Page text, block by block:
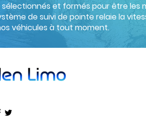
et formés pour être les
de suivi de pointe relaie la
véhicules à tout moment.